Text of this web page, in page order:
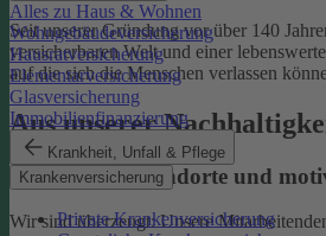
Alles zu Haus & Wohnen
Wohngebäudeversicherung
Hausratversicherung
Elementarversicherung
Glasversicherung
Immobilienfinanzierung
Krankheit, Unfall & Pflege
Krankenversicherung
Private Krankenversicherung
Seit unserer Gründung vor über 140
versicherbaren Welt und einer
auf die sich die Menschen verlassen
Aus unserer
Nachhaltige Standorte und
Wir sind überzeugt: Unsere